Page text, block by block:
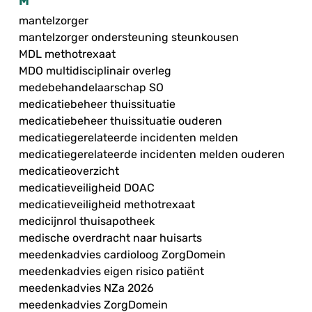
mantelzorger
mantelzorger ondersteuning steunkousen
MDL methotrexaat
MDO multidisciplinair overleg
medebehandelaarschap SO
medicatiebeheer thuissituatie
medicatiebeheer thuissituatie ouderen
medicatiegerelateerde incidenten melden
medicatiegerelateerde incidenten melden ouderen
medicatieoverzicht
medicatieveiligheid DOAC
medicatieveiligheid methotrexaat
medicijnrol thuisapotheek
medische overdracht naar huisarts
meedenkadvies cardioloog ZorgDomein
meedenkadvies eigen risico patiënt
meedenkadvies NZa 2026
meedenkadvies ZorgDomein